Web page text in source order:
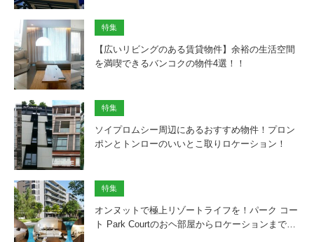
特集
【広いリビングのある賃貸物件】余裕の生活空間
を満喫できるバンコクの物件4選！！
特集
ソイプロムシー周辺にあるおすすめ物件！プロン
ポンとトンローのいいとこ取りロケーション！
特集
オンヌットで極上リゾートライフを！パーク コー
ト Park Courtのおヘ部屋からロケーションまで…